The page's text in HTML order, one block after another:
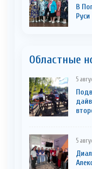
В
Руси
Областные
5
5